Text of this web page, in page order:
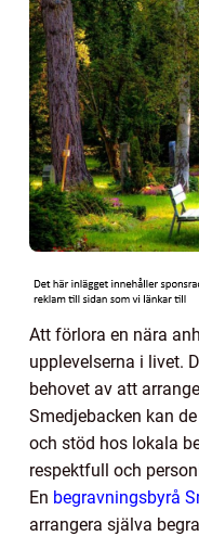
Att förlora en nära
upplevelserna i livet.
behovet av att
Smedjebacken kan
och stöd hos lokala
respektfull och
En begravningsbyrå
arrangera själva